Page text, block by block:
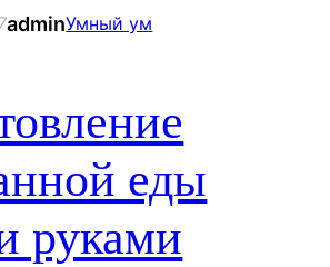
adminУмный ум
еды
руками